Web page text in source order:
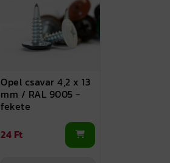
Opel csavar 4,2 x 13
mm / RAL 9005 -
fekete
24 Ft